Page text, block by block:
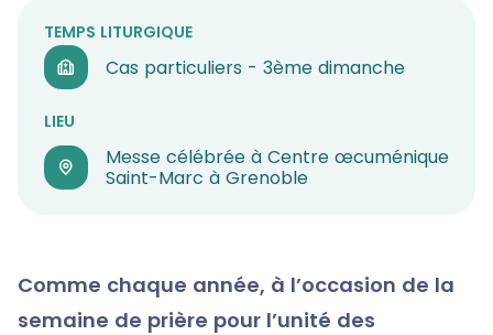
TEMPS LITURGIQUE
Cas particuliers - 3ème dimanche
LIEU
Messe célébrée à Centre œcuménique
Saint-Marc à Grenoble
Comme chaque année, à l’occasion de la
semaine de prière pour l’unité des